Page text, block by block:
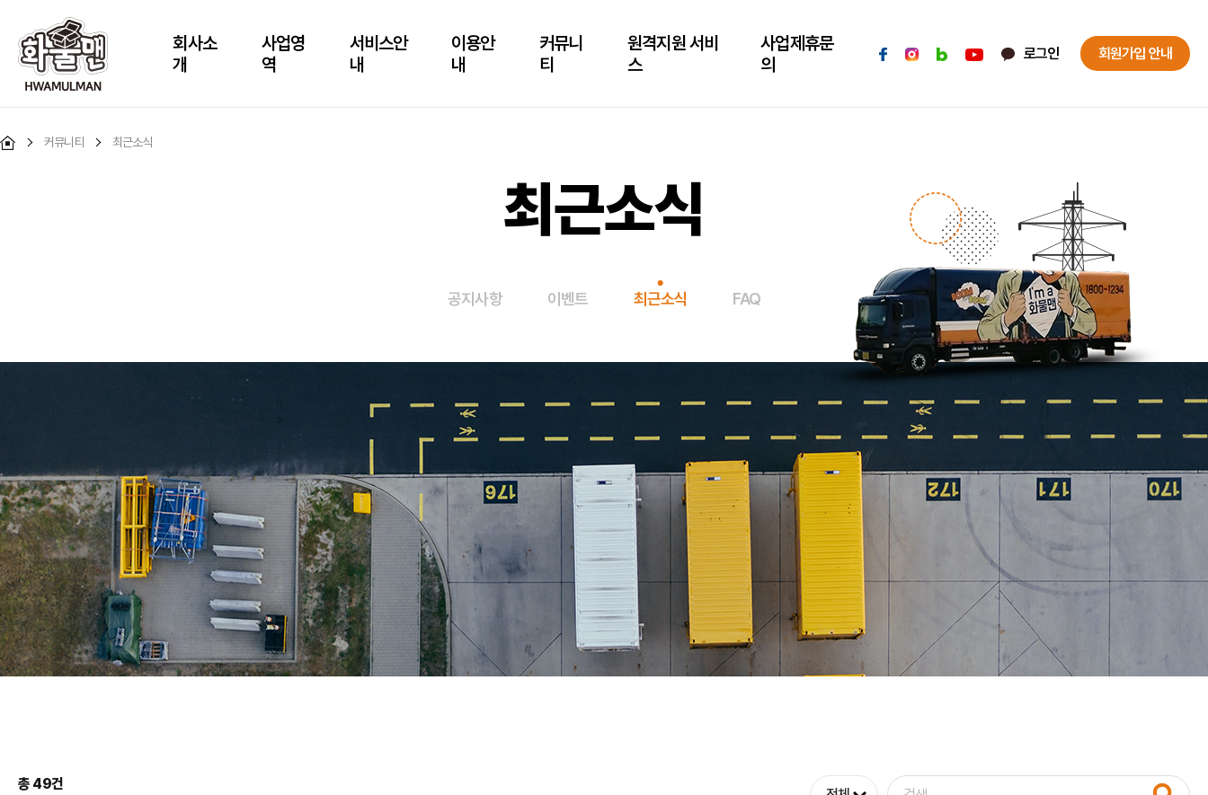
회사소
개
사업영
역
서비스안
내
이용안
내
커뮤니
티
원격지원 서비
스
사업제휴문
의
로그인 회원가입 안내
커뮤니티 최근소식
최근소식
공지사항 이벤트 최근소식 FAQ
총 49건